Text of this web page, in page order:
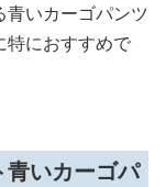
いカーゴパンツ
特におすすめで
いカーゴパ